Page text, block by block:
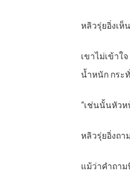
หลิวรุ่ยอิ่งเห็
เขาไม่เข้า
น้ำหนัก กระ
“เช่นนั้นหัว
หลิวรุ่ยอิ่งถา
แม้ว่าคำถา